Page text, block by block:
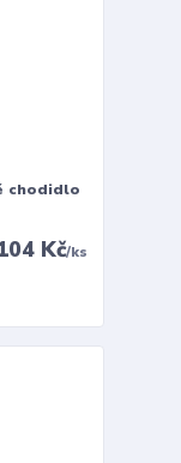
chodidlo
Kč/ks